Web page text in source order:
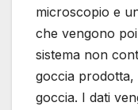
microscopio e
che vengono
sistema non
goccia prodotta,
goccia. I dati